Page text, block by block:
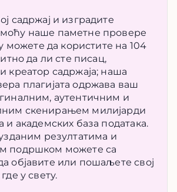
садржај и изградите
наше паметне провере
можете да користите на 104
да ли сте писац,
креатор садржаја; наша
плагијата одржава ваш
аутентичним и
скенирањем милијарди
и академских база података.
резултатима и
подршком можете са
објавите или пошаљете свој
у свету.